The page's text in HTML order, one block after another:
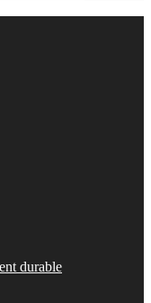
durable